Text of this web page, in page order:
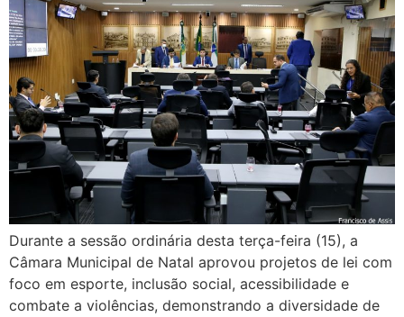
Durante a sessão ordinária desta terça-feira (15), a
Câmara Municipal de Natal aprovou projetos de lei com
foco em esporte, inclusão social, acessibilidade e
combate a violências, demonstrando a diversidade de